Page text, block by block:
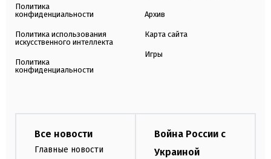
Политика
конфиденциальности
Политика использования
искусственного интеллекта
Политика
конфиденциальности
Архив
Карта сайта
Игры
Все новости
Главные новости
Война России с
Украиной